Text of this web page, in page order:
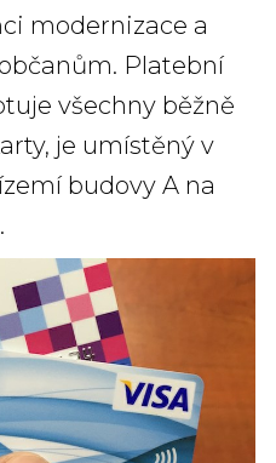
modernizace a
Platební
všechny běžně
je umístěný v
budovy A na